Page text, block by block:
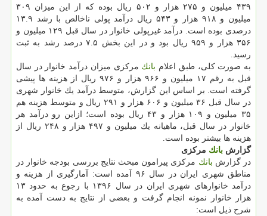
۴۳۹ میلیون و ۲۷۵ هزار و ۵۰۲ ریال بوده كه از این میزان ۳۰۹
میلیون و ۹۱۸ هزار و ۵۴۳ ریال درآمد پولی ناخالص با رشد ۱۳.۹
درصدی بوده است. درآمد غیرپولی خانوار در سال قبل ۱۲۹ میلیون و
۳۵۶ هزار و ۹۵۹ ریال بود و در این بخش ۷.۵ درصد رشد به ثبت
رسید.
به صورت كلی، طبق اعلام بانك مركزی میزان درآمد خانوار در سال
قبل به رقم ۱۷ میلیون و ۹۶۶ هزار و ۹۷۶ ریال از هزینه ها پیشی
گرفته است. بر اساس این گزارش، متوسط درآمد یك خانوار شهری
در سال قبل ۳۶ میلیون و ۶۰۶ هزار و ۲۹۱ ریال و متوسط هزینه هم
۳۵ میلیون و ۱۰۹ هزار و ۴۳ ریال بوده است؛ ازاین رو درآمد هر
خانوار در سال قبل، ماهیانه یك میلیون و ۴۹۷ هزار و ۲۴۸ ریال از
هزینه ها بیشتر بوده است.
گزارش بانك مركزی
در گزارش بانك مركزی پیرامون مبحث نتایج بررسی بودجه خانوار در
مناطق شهری ایران در سال ۹۶ آمده است: آمارگیری از هزینه و
درآمد خانوارهای شهری ایران در سال ۱۳۹۶ با رجوع به حدود ۱۳
هزار خانوار نمونه انجام گرفت و بعضی از نتایج به دست آمده به
شرح ذیل است: